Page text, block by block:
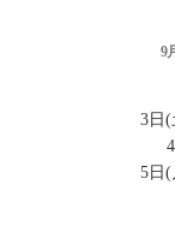
9
3日
5日